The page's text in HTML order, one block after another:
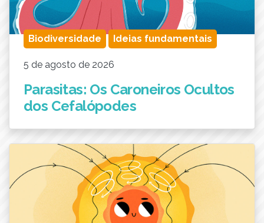
Biodiversidade Ideias fundamentais
5 de agosto de 2026
Parasitas: Os Caroneiros Ocultos
dos Cefalópodes